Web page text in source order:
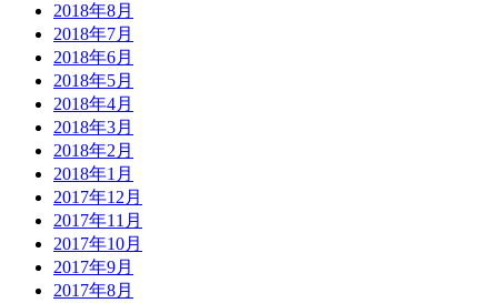
2018年8月
2018年7月
2018年6月
2018年5月
2018年4月
2018年3月
2018年2月
2018年1月
2017年12月
2017年11月
2017年10月
2017年9月
2017年8月